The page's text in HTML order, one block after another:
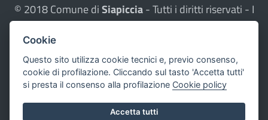
© 2018 Comune diSiapiccia- Tutti i diritti riservati - I
contenuti del sito, testi e immagini sono di proprietà
del Comune - CMS:
Questo sito utilizza, nella versione per UTENTI CON
DISLESSIA,Biancoenero ®, una font italiana ad Alta
Leggibilità.
Valuta questo sito
Cookie
Questo sito utilizza cookie tecnici e, previo consenso,
cookie di profilazione. Cliccando sul tasto 'Accetta tutti'
si presta il consenso alla profilazione Cookie policy
Accetta tutti